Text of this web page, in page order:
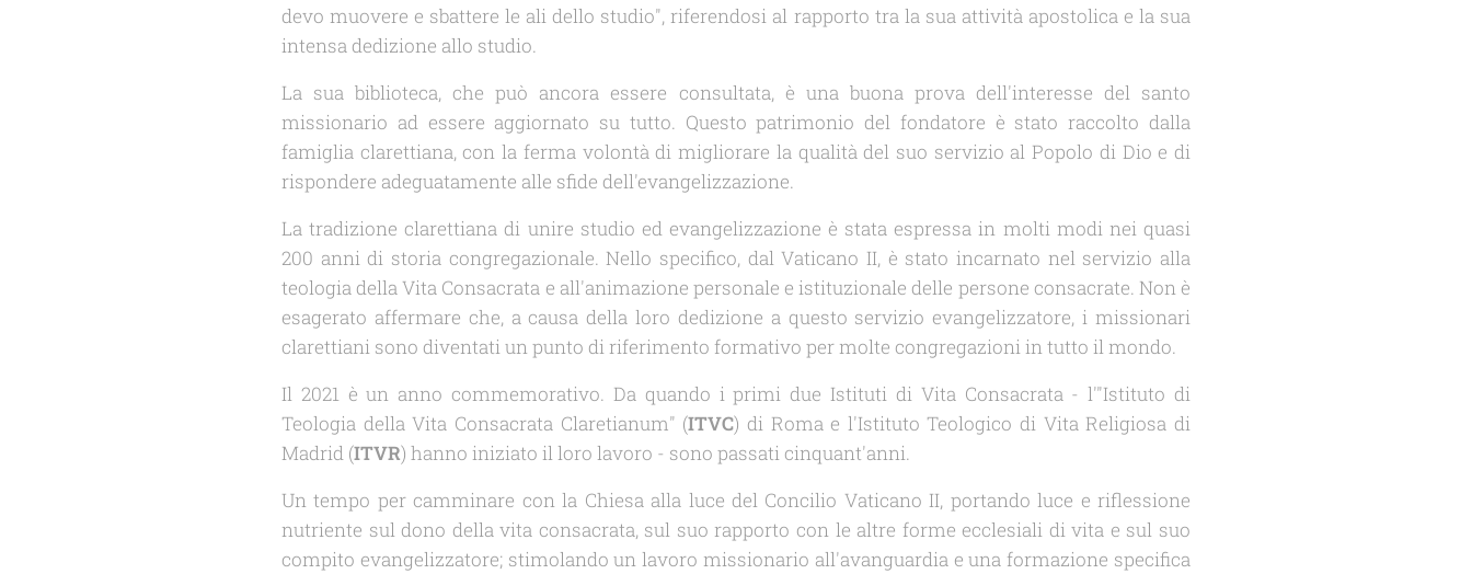
devo muovere e sbattere le ali dello studio", riferendosi al rapporto tra la sua attività apostolica e la sua
intensa dedizione allo studio.
La sua biblioteca, che può ancora essere consultata, è una buona prova dell'interesse del santo
missionario ad essere aggiornato su tutto. Questo patrimonio del fondatore è stato raccolto dalla
famiglia clarettiana, con la ferma volontà di migliorare la qualità del suo servizio al Popolo di Dio e di
rispondere adeguatamente alle sfide dell'evangelizzazione.
La tradizione clarettiana di unire studio ed evangelizzazione è stata espressa in molti modi nei quasi
200 anni di storia congregazionale. Nello specifico, dal Vaticano II, è stato incarnato nel servizio alla
teologia della Vita Consacrata e all'animazione personale e istituzionale delle persone consacrate. Non è
esagerato affermare che, a causa della loro dedizione a questo servizio evangelizzatore, i missionari
clarettiani sono diventati un punto di riferimento formativo per molte congregazioni in tutto il mondo.
Il 2021 è un anno commemorativo. Da quando i primi due Istituti di Vita Consacrata - l'"Istituto di
Teologia della Vita Consacrata Claretianum" (ITVC) di Roma e l'Istituto Teologico di Vita Religiosa di
Madrid (ITVR) hanno iniziato il loro lavoro - sono passati cinquant'anni.
Un tempo per camminare con la Chiesa alla luce del Concilio Vaticano II, portando luce e riflessione
nutriente sul dono della vita consacrata, sul suo rapporto con le altre forme ecclesiali di vita e sul suo
compito evangelizzatore; stimolando un lavoro missionario all'avanguardia e una formazione specifica